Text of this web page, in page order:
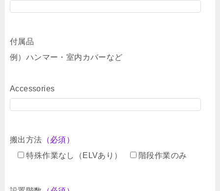
付属品
例）ハンマー・室内カバーなど
Accessories
搬出方法 （必須）
特殊作業なし（ELVあり）
階段作業のみ